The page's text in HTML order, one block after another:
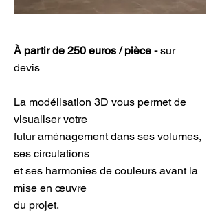
À partir de 250 euros / pièce -sur
devis
La modélisation 3D vous permet de
visualiser votre
futur aménagement dans ses volumes,
ses circulations
et ses harmonies de couleurs avant la
mise en œuvre
du projet.